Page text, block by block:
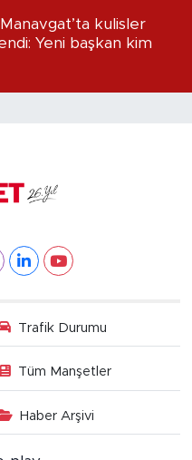
kulisler
Yeni başkan kim
Trafik Durumu
Tüm Manşetler
Haber Arşivi